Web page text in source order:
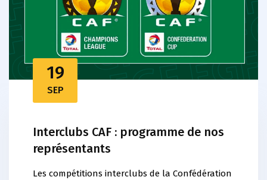
19
SEP
Interclubs CAF : programme de nos
représentants
Les compétitions interclubs de la Confédération